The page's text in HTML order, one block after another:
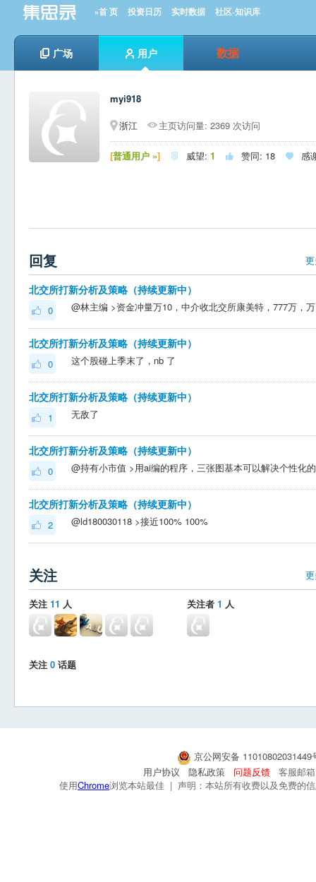
»首 页 投资日历 实时数据 社区-知识库
广场 用户 数据
myi918
浙江
主页访问量: 2369 次访问
[普通用户 »]  威望: 1  赞同: 18  感
回复
北交所打新分析及策略（持续更新中）
0
北交所打新分析及策略（持续更新中）
0 这个股碰上季末了，nb 了
北交所打新分析及策略（持续更新中）
1 无敌了
北交所打新分析及策略（持续更新中）
0
北交所打新分析及策略（持续更新中）
2 @ld180030118 >接近100% 100%
关注
关注 11 人 关注者 1 人
关注 0 话题
京公网安备
用户协议
隐私政策 问题反馈
客服邮
使用Chrome浏览本站最佳 | 声明：本站所有收费以及免费的